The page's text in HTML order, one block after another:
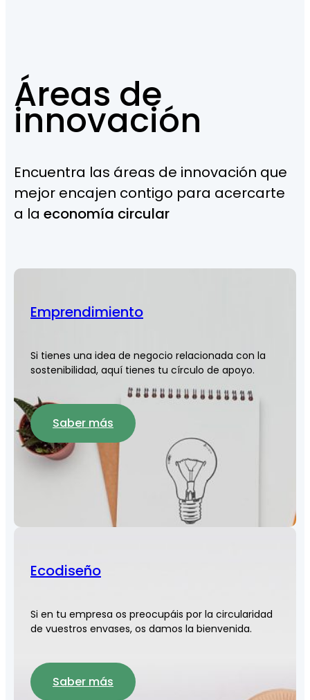
Áreas de
innovación
Encuentra las áreas de innovación que
mejor encajen contigo para acercarte
a la economía circular
Emprendimiento
Si tienes una idea de negocio relacionada con la
sostenibilidad, aquí tienes tu círculo de apoyo.
Saber más
Ecodiseño
Si en tu empresa os preocupáis por la circularidad
de vuestros envases, os damos la bienvenida.
Saber más